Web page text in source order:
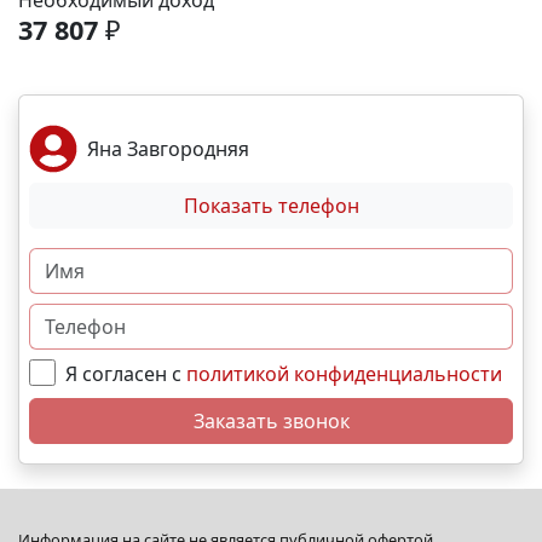
спортивные площадки. Благоустройство -
ландшафтный дизайн с зонами отдыха; -
комплексы для разных возрастов; - места для выгула
собак; - видеонаблюдение и КПП для безопасности.
Преимущества - сбалансированное сочетание цены
и качества; - развитая социальная инфраструктура в
шаговой доступности; - продуманное дворовое
пространство; - гибкая система рассрочек и
ипотечных программ. N4492
37 807 ₽
Яна Завгородняя
Показать телефон
Я согласен с политикой конфиденциальности
Заказать звонок